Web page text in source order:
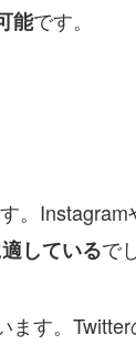
能です。
。Instagram
しているで
す。